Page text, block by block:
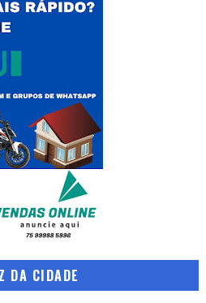
DA CIDADE